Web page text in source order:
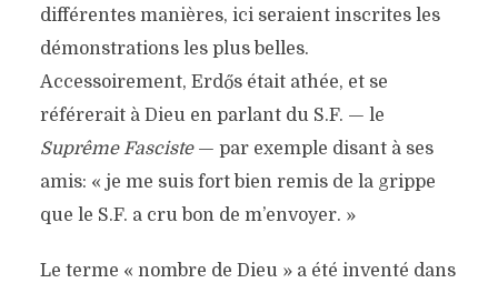
différentes manières, ici seraient inscrites les
démonstrations les plus belles.
Accessoirement, Erdős était athée, et se
référerait à Dieu en parlant du S.F. — le
Suprême Fasciste— par exemple disant à ses
amis: « je me suis fort bien remis de la grippe
que le S.F. a cru bon de m’envoyer. »
Le terme « nombre de Dieu » a été inventé dans